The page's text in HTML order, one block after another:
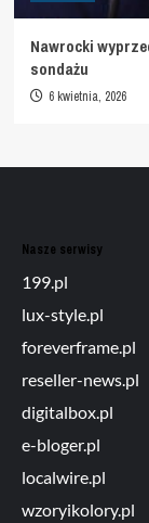
Nawrocki
sondażu
6 kwietnia, 2026
Nasze serwisy
199.pl
lux-style.pl
foreverframe.pl
reseller-news.pl
digitalbox.pl
e-bloger.pl
localwire.pl
wzoryikolory.pl